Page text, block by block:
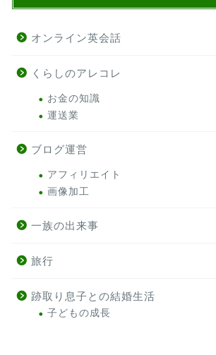
オンライン英会話
くらしのアレコレ
お金の知識
運送業
ブログ運営
アフィリエイト
画像加工
一族の出来事
旅行
跡取り息子との結婚生活
子どもの成長